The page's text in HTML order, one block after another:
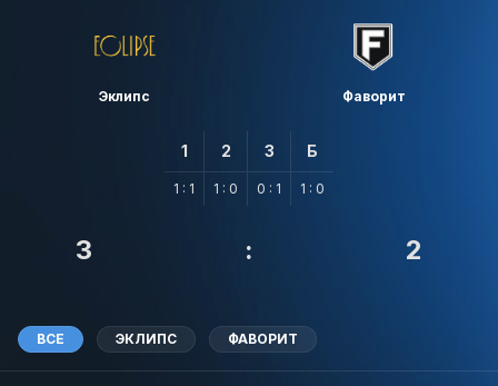
Эклипс Фаворит
1
1 : 1
2
1 : 0
3
0 : 1
Б
1 : 0
3 : 2
ВСЕ ЭКЛИПС ФАВОРИТ